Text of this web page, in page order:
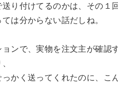
り付けてるのかは、その１
は分からない話だしね。
ンで、実物を注文主が確認
かく送ってくれたのに、こ